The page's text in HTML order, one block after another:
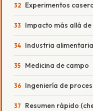
Experimentos
Impacto más allá de
Industria alimentaria
Medicina de campo
Ingeniería de
Resumen rápido